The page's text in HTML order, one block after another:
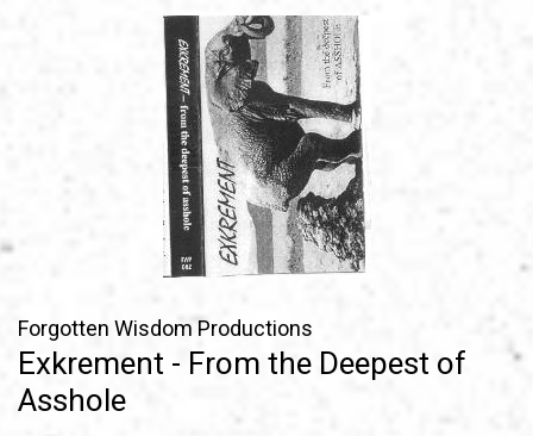
Forgotten Wisdom Productions
Exkrement - From the Deepest of
Asshole